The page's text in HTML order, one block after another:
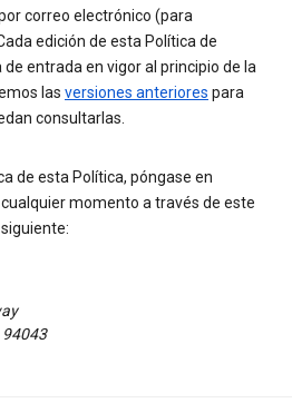
correo electrónico (para
edición de esta Política de
entrada en vigor al principio de la
las versiones anteriores para
consultarlas.
de esta Política, póngase en
momento a través de este
94043